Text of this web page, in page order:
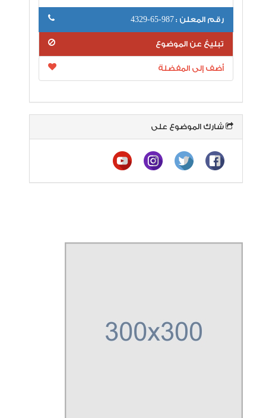
رقم المعلن :987-65-4329
تبليغ عن الموضوع
أضف إلى المفضلة
شارك الموضوع على